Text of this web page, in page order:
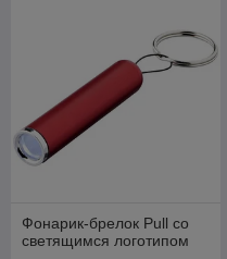
Фонарик-брелок Pull со
светящимся логотипом